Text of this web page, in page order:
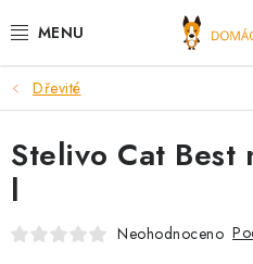
na
DOPORUČUJEME
VÝPRODEJ SKLADU
Dřevité
Stelivo Cat Best
l
Neohodnoceno